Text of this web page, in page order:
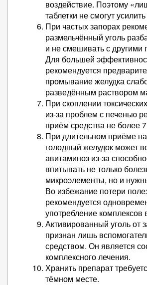
воздействие. Поэтому
таблетки не смогут
При частых запорах
размельчённый уголь
и не смешивать с другими
Для большей
рекомендуется
промывание желудка
разведённым раствором
При скоплении
из-за проблем с печенью
приём средства не более
При длительном приёме
голодный желудок может
авитаминоз из-за
впитывать не только
микроэлементы, но и
Во избежание потери
рекомендуется
употребление комплексов
Активированный уголь от
признан лишь
средством. Он является
комплексного лечения.
Хранить препарат
тёмном месте.